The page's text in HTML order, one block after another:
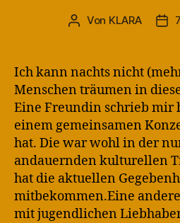
Beitragsautor
Von KLARA
Ich kann nachts nicht
Menschen träumen in
Eine Freundin schrieb mir
einem gemeinsamen
hat. Die war wohl in der
andauernden kulturellen
hat die aktuellen
mitbekommen.Eine
mit jugendlichen